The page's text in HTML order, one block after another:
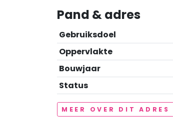
Pand & adres
Gebruiksdoel
Oppervlakte
Bouwjaar
Status
MEER OVER DIT ADRES